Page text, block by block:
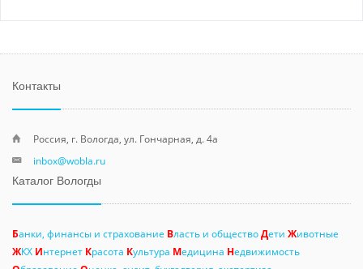
Контакты
Россия, г. Вологда, ул. Гончарная, д. 4а
inbox@wobla.ru
Каталог Вологды
Банки, финансы и страхование Власть и обществоДети Животные
ЖКХ Интернет Красота Культура Медицина Недвижимость